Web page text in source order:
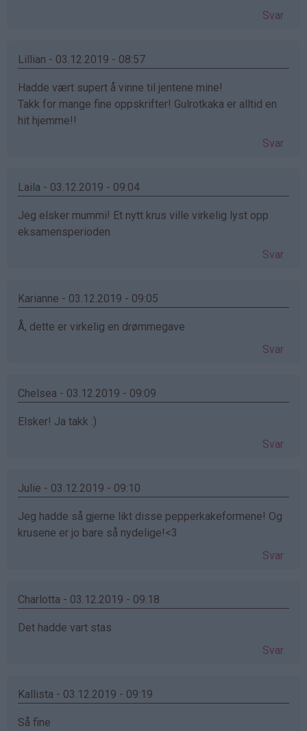
Svar
Lillian - 03.12.2019 - 08:57
Hadde vært supert å vinne til jentene mine!
Takk for mange fine oppskrifter! Gulrotkaka er alltid en
hit hjemme!!
Svar
Laila - 03.12.2019 - 09:04
Jeg elsker mummi! Et nytt krus ville virkelig lyst opp
eksamensperioden
Svar
Karianne - 03.12.2019 - 09:05
Å, dette er virkelig en drømmegave
Svar
Chelsea - 03.12.2019 - 09:09
Elsker! Ja takk :)
Svar
Julie - 03.12.2019 - 09:10
Jeg hadde så gjerne likt disse pepperkakeformene! Og
krusene er jo bare så nydelige!<3
Svar
Charlotta - 03.12.2019 - 09:18
Det hadde vart stas
Svar
Kallista - 03.12.2019 - 09:19
Så fine